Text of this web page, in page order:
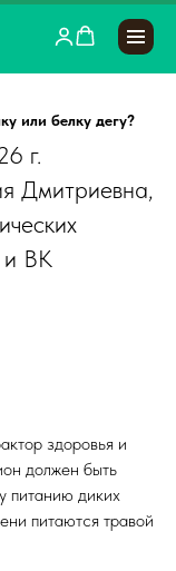
или белку дегу?
г.
Дмитриевна,
ВК
здоровья и
должен быть
питанию диких
питаются травой